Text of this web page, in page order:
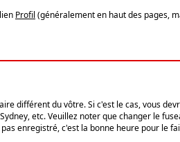
Profil (généralement en haut des pages,
différent du vôtre. Si c'est le cas, vous
etc. Veuillez noter que changer le
enregistré, c'est la bonne heure pour le